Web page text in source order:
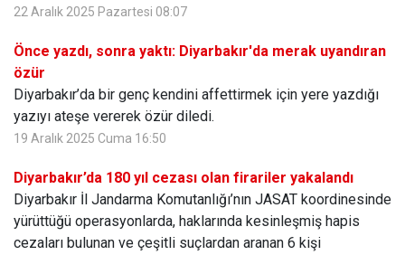
22 Aralık 2025 Pazartesi 08:07
Önce yazdı, sonra yaktı: Diyarbakır'da merak uyandıran
özür
Diyarbakır’da bir genç kendini affettirmek için yere yazdığı
yazıyı ateşe vererek özür diledi.
19 Aralık 2025 Cuma 16:50
Diyarbakır’da 180 yıl cezası olan firariler yakalandı
Diyarbakır İl Jandarma Komutanlığı’nın JASAT koordinesinde
yürüttüğü operasyonlarda, haklarında kesinleşmiş hapis
cezaları bulunan ve çeşitli suçlardan aranan 6 kişi